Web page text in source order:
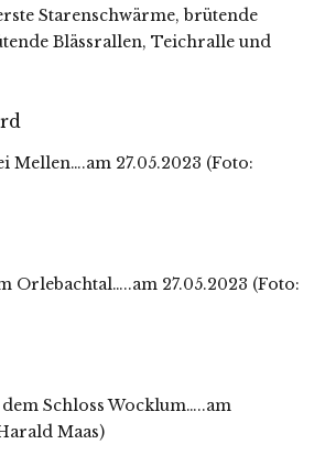
Starenschwärme, brütende
Blässrallen, Teichralle und
Mellen….am 27.05.2023 (Foto:
Orlebachtal…..am 27.05.2023 (Foto:
Schloss Wocklum…..am
Maas)